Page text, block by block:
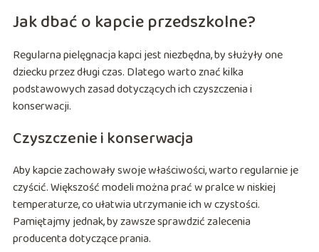
Jak dbać o kapcie przedszkolne?
Regularna pielęgnacja kapci jest niezbędna, by służyły one
dziecku przez długi czas. Dlatego warto znać kilka
podstawowych zasad dotyczących ich czyszczenia i
konserwacji.
Czyszczenie i konserwacja
Aby kapcie zachowały swoje właściwości, warto regularnie je
czyścić. Większość modeli można prać w pralce w niskiej
temperaturze, co ułatwia utrzymanie ich w czystości.
Pamiętajmy jednak, by zawsze sprawdzić zalecenia
producenta dotyczące prania.